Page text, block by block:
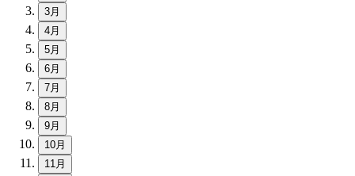
3月
4月
5月
6月
7月
8月
9月
10月
11月